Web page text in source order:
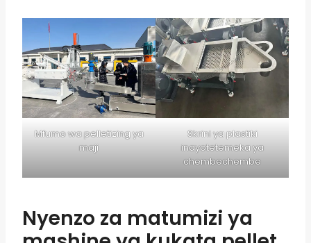
Mfumo wa pelletizing ya
maji
Skrini ya plastiki
inayotetemeka ya
chembechembe
Nyenzo za matumizi ya